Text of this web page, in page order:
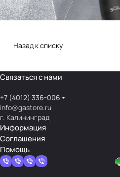
Назад к списку
Связаться с нами
+7 (4012) 336-006
info@gastore.ru
г. Калининград
Информация
Соглашения
Помощь